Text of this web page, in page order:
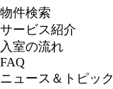
物件検索
サービス紹介
入室の流れ
FAQ
ニュース＆トピッ